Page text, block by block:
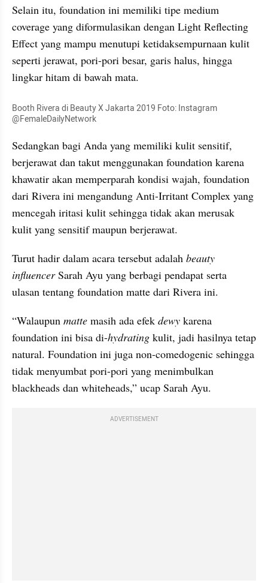
Selain itu, foundation ini memiliki tipe medium
coverage yang diformulasikan dengan Light Reflecting
Effect yang mampu menutupi ketidaksempurnaan kulit
seperti jerawat, pori-pori besar, garis halus, hingga
lingkar hitam di bawah mata.
Booth Rivera di Beauty X Jakarta 2019 Foto: Instagram
@FemaleDailyNetwork
Sedangkan bagi Anda yang memiliki kulit sensitif,
berjerawat dan takut menggunakan foundation karena
khawatir akan memperparah kondisi wajah, foundation
dari Rivera ini mengandung Anti-Irritant Complex yang
mencegah iritasi kulit sehingga tidak akan merusak
kulit yang sensitif maupun berjerawat.
Turut hadir dalam acara tersebut adalah beauty
influencer Sarah Ayu yang berbagi pendapat serta
ulasan tentang foundation matte dari Rivera ini.
“Walaupun matte masih ada efek dewy karena
foundation ini bisa di-hydrating kulit, jadi hasilnya tetap
natural. Foundation ini juga non-comedogenic sehingga
blackheads dan whiteheads,” ucap Sarah Ayu.
ADVERTISEMENT